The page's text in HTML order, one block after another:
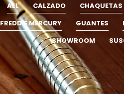
ALL CALZADO CHAQUETAS
FREDDIE MERCURY
GUANTES
SHOWROOM